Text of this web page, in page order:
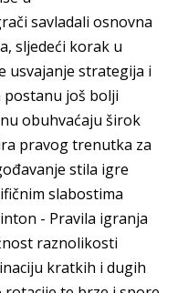
savladali osnovna
sljedeći korak u
usvajanje strategija i
postanu još bolji
obuhvaćaju širok
pravog trenutka za
stila igre
slabostima
- Pravila igranja
raznolikosti
kratkih i dugih